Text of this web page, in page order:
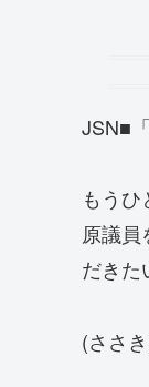
JSN■
もう
原議
だきた
(ささ